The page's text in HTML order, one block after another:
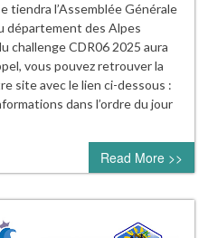
tiendra l’Assemblée Générale
département des Alpes
challenge CDR06 2025 aura
vous pouvez retrouver la
site avec le lien ci-dessous :
dans l’ordre du jour
Read More >>